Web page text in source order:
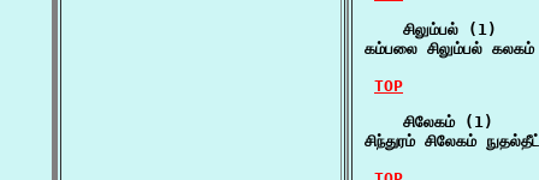
    சிலும்பல் (1)
கம்பலை சிலும்பல் கலகம்
TOP
    சிலேகம் (1)
சிந்துரம் சிலேகம்